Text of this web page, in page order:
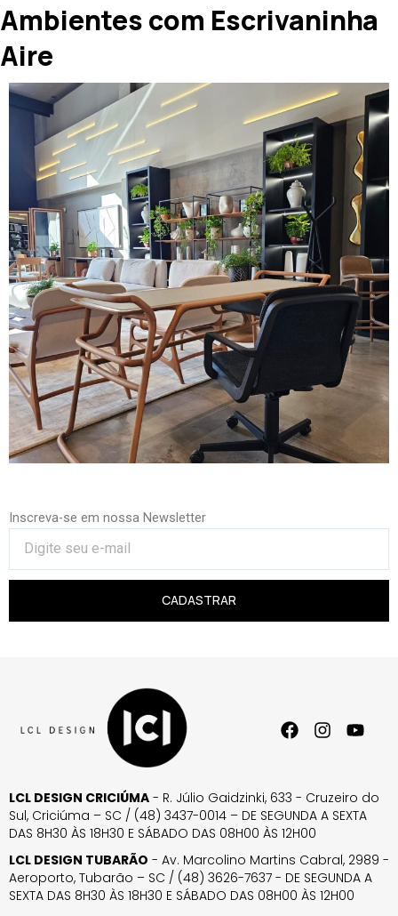
Ambientes com Escrivaninha
Aire
Inscreva-se em nossa Newsletter
CADASTRAR
LCL DESIGN CRICIÚMA - R. Júlio Gaidzinki, 633 - Cruzeiro do
Sul, Criciúma – SC / (48) 3437-0014 – DE SEGUNDA A SEXTA
DAS 8H30 ÀS 18H30 E SÁBADO DAS 08H00 ÀS 12H00
LCL DESIGN TUBARÃO - Av. Marcolino Martins Cabral, 2989 -
Aeroporto, Tubarão – SC / (48) 3626-7637 - DE SEGUNDA A
SEXTA DAS 8H30 ÀS 18H30 E SÁBADO DAS 08H00 ÀS 12H00